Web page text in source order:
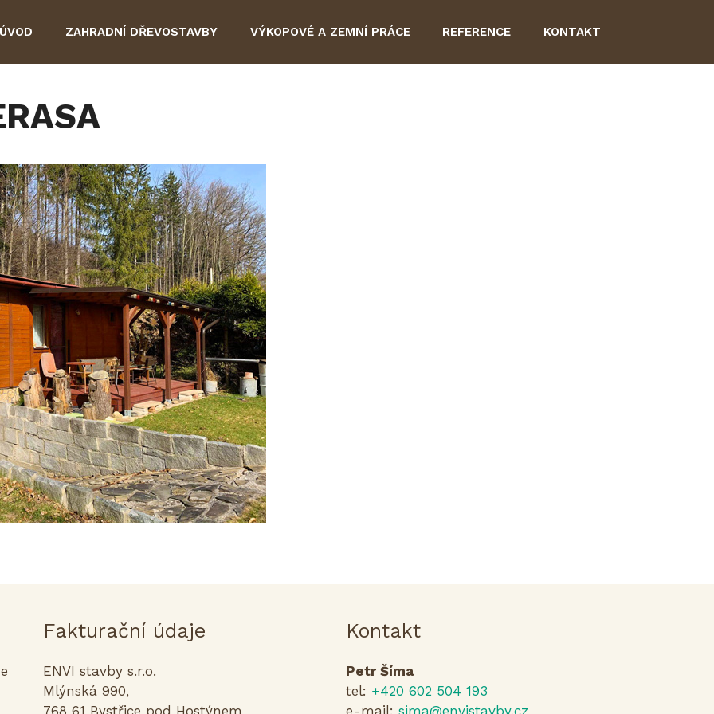
ÚVOD ZAHRADNÍ DŘEVOSTAVBY VÝKOPOVÉ A ZEMNÍ PRÁCE REFERENCE KONTAKT
Fakturační údaje
ENVI stavby s.r.o.
Mlýnská 990,
768 61 Bystřice pod Hostýnem
Kontakt
Petr Šíma
tel: +420 602 504 193
e-mail: sima@envistavby.cz